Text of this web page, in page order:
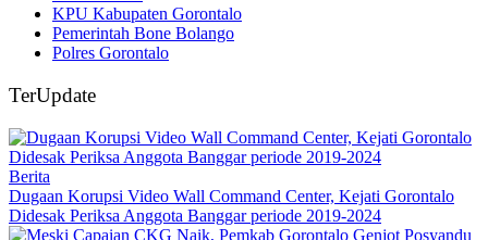
KPU Kabupaten Gorontalo
Pemerintah Bone Bolango
Polres Gorontalo
TerUpdate
Berita
Dugaan Korupsi Video Wall Command Center, Kejati Gorontalo
Didesak Periksa Anggota Banggar periode 2019-2024